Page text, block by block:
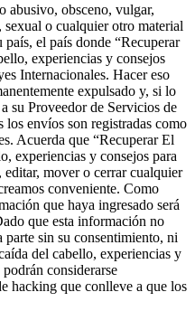
abusivo, obsceno, vulgar,
o cualquier otro material
el país donde “Recuperar
experiencias y consejos
Internacionales. Hacer eso
expulsado y, si lo
su Proveedor de Servicios de
envíos son registradas como
Acuerda que “Recuperar El
experiencias y consejos para
editar, mover o cerrar cualquier
conveniente. Como
que haya ingresado será
que esta información no
parte sin su consentimiento, ni
del cabello, experiencias y
considerarse
hacking que conlleve a que los